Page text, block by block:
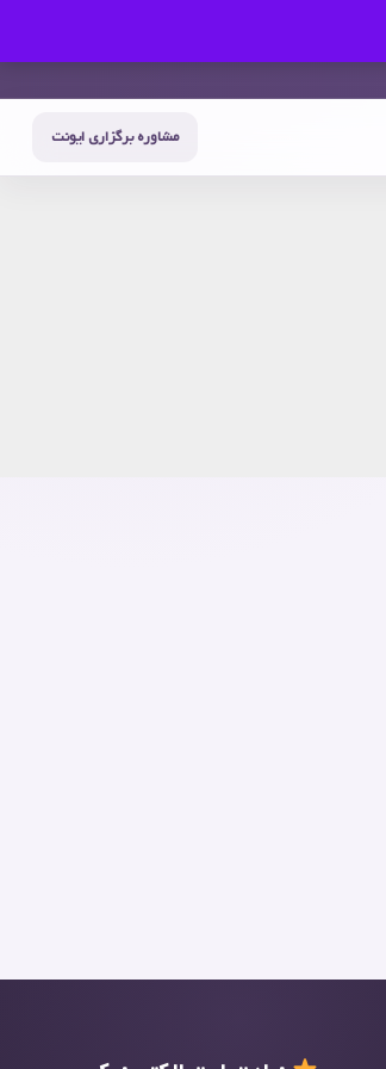
مشاوره برگزاری ایونت